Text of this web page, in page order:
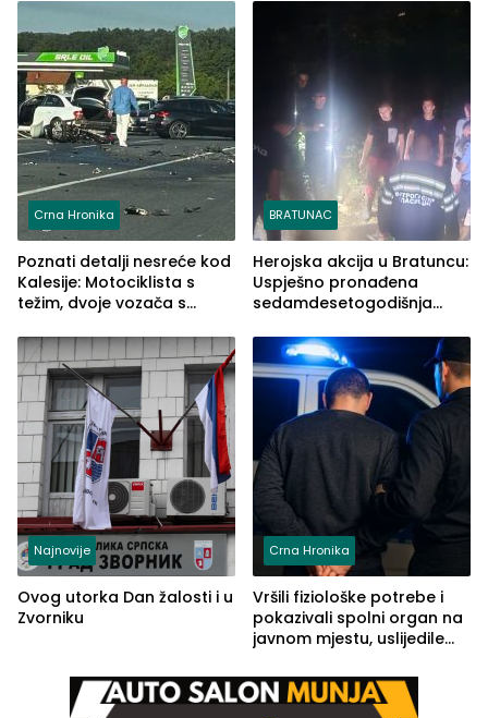
Crna Hronika
Poznati detalji nesreće kod
Kalesije: Motociklista s
težim, dvoje vozača s
BRATUNAC
Herojska akcija u Bratuncu:
Uspješno pronađena
sedamdesetogodišnja
Kravice.
Najnovije
Ovog utorka Dan žalosti i u
Zvorniku
Crna Hronika
Vršili fiziološke potrebe i
pokazivali spolni organ na
javnom mjestu, uslijedile